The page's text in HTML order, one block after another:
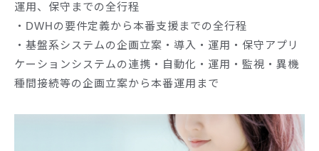
運用、保守までの全行程
・DWHの要件定義から本番支援までの全行程
・基盤系システムの企画立案・導入・運用・保守アプリ
ケーションシステムの連携・自動化・運用・監視・異機
種間接続等の企画立案から本番運用まで